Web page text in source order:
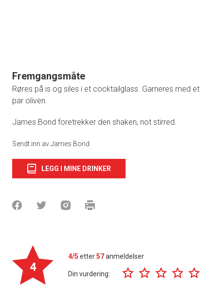
Fremgangsmåte
Røres på is og siles i et cocktailglass. Garneres med et
par oliven.
James Bond foretrekker den shaken, not stirred.
Sendt inn av James Bond
LEGG I MINE DRINKER
4
4/5 etter57anmeldelser
Din vurdering: